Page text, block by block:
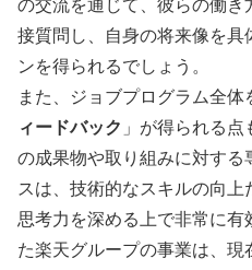
の交流を通じて、彼らの働
接質問し、自身の将来像を具
ンを得られるでしょう。
また、ジョブプログラム全体
ィードバック 」が得られる
の成果物や取り組みに対する
スは、技術的なスキルの向
思考力を深める上で非常に
た楽天グループの事業は、現